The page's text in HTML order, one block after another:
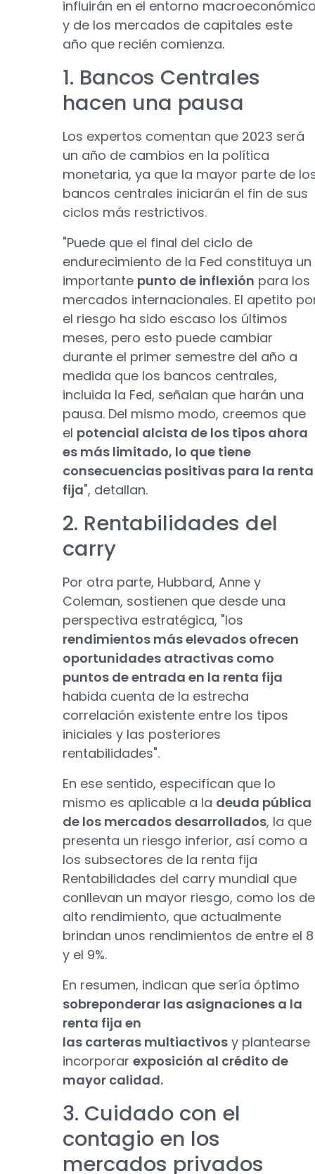
influirán en el entorno
y de los mercados de capitales este
año que recién comienza.
1. Bancos Centrales
hacen una pausa
Los expertos comentan que 2023 será
un año de cambios en la política
monetaria, ya que la mayor parte de
bancos centrales iniciarán el fin de sus
ciclos más restrictivos.
"Puede que el final del ciclo de
endurecimiento de la Fed constituya un
importante punto de inflexión para los
mercados internacionales. El apetito
el riesgo ha sido escaso los últimos
meses, pero esto puede cambiar
durante el primer semestre del año a
medida que los bancos centrales,
incluida la Fed, señalan que harán una
pausa. Del mismo modo, creemos que
el potencial alcista de los tipos ahora
es más limitado, lo que tiene
consecuencias positivas para la renta
fija", detallan.
2. Rentabilidades del
carry
Por otra parte, Hubbard, Anne y
Coleman, sostienen que desde una
perspectiva estratégica, "los
rendimientos más elevados ofrecen
oportunidades atractivas como
puntos de entrada en la renta fija
habida cuenta de la estrecha
correlación existente entre los tipos
iniciales y las posteriores
rentabilidades".
En ese sentido, especifícan que lo
mismo es aplicable a la deuda pública
de los mercados desarrollados, la que
presenta un riesgo inferior, así como a
los subsectores de la renta fija
Rentabilidades del carry mundial que
conllevan un mayor riesgo, como los de
alto rendimiento, que actualmente
brindan unos rendimientos de entre el 8
y el 9%.
En resumen, indican que sería óptimo
sobreponderar las asignaciones a la
renta fija en
las carteras multiactivos y plantearse
incorporar exposición al crédito de
mayor calidad.
3. Cuidado con el
contagio en los
mercados privados